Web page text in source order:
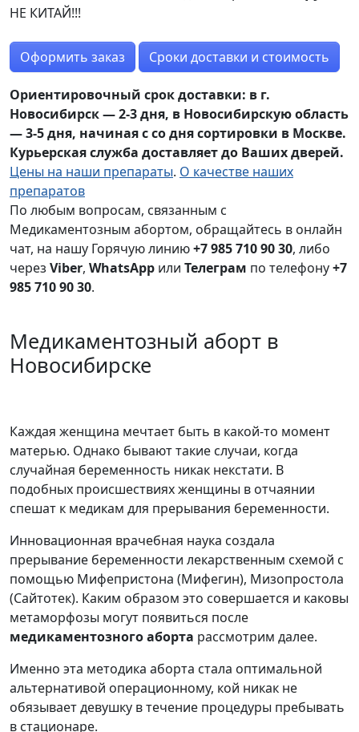
НЕ КИТАЙ!!!
Оформить заказ Сроки доставки и стоимость
Ориентировочный срок доставки: в г.
Новосибирск — 2-3 дня, в Новосибирскую область
— 3-5 дня, начиная с со дня сортировки в Москве.
Курьерская служба доставляет до Ваших дверей.
Цены на наши препараты. О качестве наших
препаратов
По любым вопросам, связанным с
Медикаментозным абортом, обращайтесь в онлайн
чат, на нашу Горячую линию+7 985 710 90 30, либо
через Viber, WhatsApp или Телеграм по телефону+7
985 710 90 30.
Медикаментозный аборт в
Новосибирске
Каждая женщина мечтает быть в какой-то момент
матерью. Однако бывают такие случаи, когда
случайная беременность никак некстати. В
подобных происшествиях женщины в отчаянии
спешат к медикам для прерывания беременности.
Инновационная врачебная наука создала
прерывание беременности лекарственным схемой с
помощью Мифепристона (Мифегин), Мизопростола
(Сайтотек). Каким образом это совершается и каковы
метаморфозы могут появиться после
медикаментозного аборта рассмотрим далее.
Именно эта методика аборта стала оптимальной
альтернативой операционному, кой никак не
обязывает девушку в течение процедуры пребывать
в стационаре.